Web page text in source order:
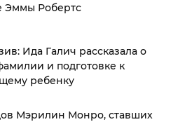
Эммы Робертс
Ида Галич рассказала о
и подготовке к
ребенку
Мэрилин Монро, ставших